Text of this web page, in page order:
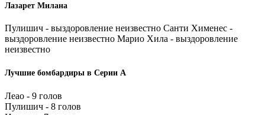
Лазарет Милана
Пулишич - выздоровление неизвестно Санти Хименес -
выздоровление неизвестно Марио Хила - выздоровление
неизвестно
Лучшие бомбардиры в Серии А
Леао - 9 голов
Пулишич - 8 голов